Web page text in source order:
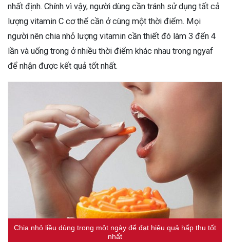
nhất định. Chính vì vậy, người dùng cần tránh sử dụng tất cả
lượng vitamin C cơ thể cần ở cùng một thời điểm. Mọi
người nên chia nhỏ lượng vitamin cần thiết đó làm 3 đến 4
lần và uống trong ở nhiều thời điểm khác nhau trong ngyaf
để nhận được kết quả tốt nhất.
Chia nhỏ liều dùng trong một ngày để đạt hiệu quả hấp thu tốt
nhất